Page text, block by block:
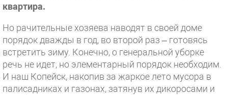
квартира.
Но рачительные хозяева наводят в своей доме
порядок дважды в год, во второй раз – готовясь
встретить зиму. Конечно, о генеральной уборке
речь не идет, но элементарный порядок необходим.
И наш Копейск, накопив за жаркое лето мусора в
палисадниках и газонах, затянув их дикоросами и